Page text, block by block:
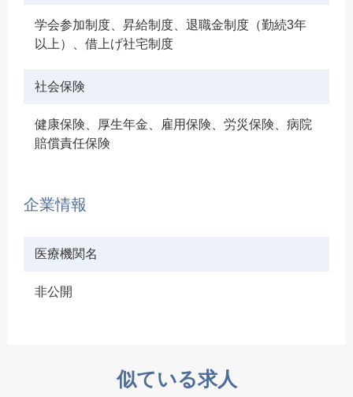
学会参加制度、昇給制度、退職金制度（勤続3年
以上）、借上げ社宅制度
社会保険
健康保険、厚生年金、雇用保険、労災保険、病院
賠償責任保険
企業情報
医療機関名
非公開
似ている求人